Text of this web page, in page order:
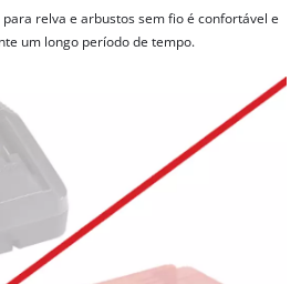
relva e arbustos sem fio é confortável e
um longo período de tempo.